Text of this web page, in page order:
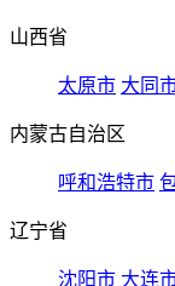
山西省
太原市 大同
内蒙古自治区
呼和浩特市
辽宁省
沈阳市 大连